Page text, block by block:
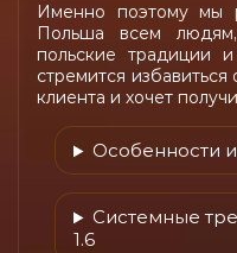
Именно поэтому мы
Польша всем
польские традиции
стремится
клиента и хочет
Особенности
Системные
1.6